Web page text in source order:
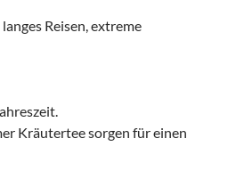
Reisen, extreme
Kräutertee sorgen für einen